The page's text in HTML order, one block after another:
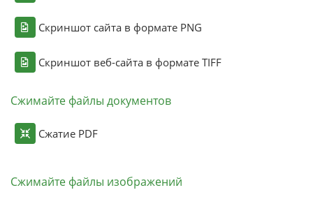
Скриншот сайта в формате PNG
Скриншот веб-сайта в формате TIFF
Сжимайте файлы документов
Сжатие PDF
Сжимайте файлы изображений